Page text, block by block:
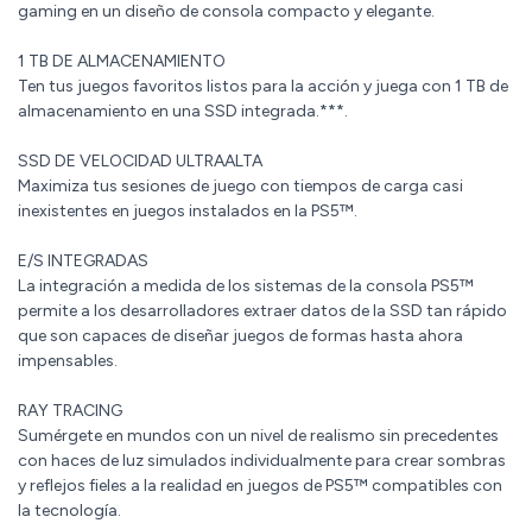
gaming en un diseño de consola compacto y elegante.
1 TB DE ALMACENAMIENTO
Ten tus juegos favoritos listos para la acción y juega con 1 TB de
almacenamiento en una SSD integrada.***.
SSD DE VELOCIDAD ULTRAALTA
Maximiza tus sesiones de juego con tiempos de carga casi
inexistentes en juegos instalados en la PS5™.
E/S INTEGRADAS
La integración a medida de los sistemas de la consola PS5™
permite a los desarrolladores extraer datos de la SSD tan rápido
que son capaces de diseñar juegos de formas hasta ahora
impensables.
RAY TRACING
Sumérgete en mundos con un nivel de realismo sin precedentes
con haces de luz simulados individualmente para crear sombras
y reflejos fieles a la realidad en juegos de PS5™ compatibles con
la tecnología.